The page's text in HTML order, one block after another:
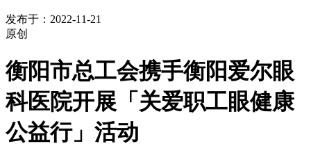
发布于：2022-11-21
原创
衡阳市总工会携手衡阳爱尔眼
科医院开展「关爱职工眼健康
公益行」活动